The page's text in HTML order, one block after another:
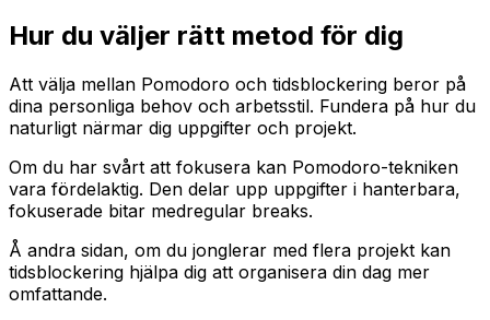
Hur du väljer rätt metod för dig
Att välja mellan Pomodoro och tidsblockering beror på
dina personliga behov och arbetsstil. Fundera på hur du
naturligt närmar dig uppgifter och projekt.
Om du har svårt att fokusera kan Pomodoro-tekniken
vara fördelaktig. Den delar upp uppgifter i hanterbara,
fokuserade bitar medregular breaks.
Å andra sidan, om du jonglerar med flera projekt kan
tidsblockering hjälpa dig att organisera din dag mer
omfattande.